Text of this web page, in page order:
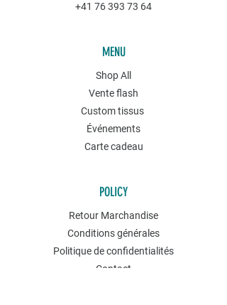
+41 76 393 73 64
MENU
Shop All
Vente flash
Custom tissus
Événements
Carte cadeau
POLICY
Retour Marchandise
Conditions générales
Politique de confidentialités
Contact